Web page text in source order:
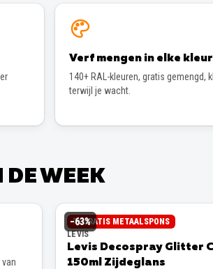
Verf mengen in elke kleur
140+ RAL-kleuren, gratis gemengd,
terwijl je wacht.
DE WEEK
−63%
GRATIS METAALSPONS
LEVIS
Levis Decospray Glitter
150ml Zijdeglans